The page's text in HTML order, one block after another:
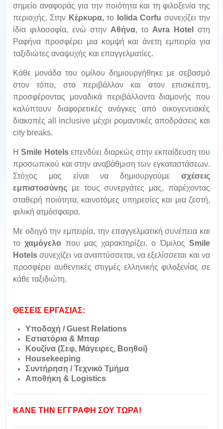
σημείο αναφοράς για την ποιότητα και τη φιλοξενία της
περιοχής. Στην Κέρκυρα,το Iolida Corfu συνεχίζει την
ίδια φιλοσοφία, ενώ στην Αθήνα, το Avra Hotel
στη
Ραφήνα προσφέρει μια κομψή και άνετη εμπειρία για
ταξιδιώτες αναψυχής και επαγγελματίες.
Κάθε μονάδα του ομίλου δημιουργήθηκε με σεβασμό
στον τόπο, στο περιβάλλον και στον επισκέπτη,
προσφέροντας μοναδικά περιβάλλοντα διαμονής που
καλύπτουν διαφορετικές ανάγκες από οικογενειακές
διακοπές all inclusive μέχρι ρομαντικές αποδράσεις και
city breaks.
ΗSmile Hotelsεπενδύει διαρκώς στην εκπαίδευση του
προσωπικού και στην αναβάθμιση των εγκαταστάσεων.
Στόχος μας είναι να δημιουργούμε σχέσεις
εμπιστοσύνης με τους συνεργάτες μας, παρέχοντας
σταθερή ποιότητα, καινοτόμες υπηρεσίες και μια ζεστή,
φιλική ατμόσφαιρα.
Με οδηγό την εμπειρία, την επαγγελματική συνέπεια και
τοχαμόγελο που μας χαρακτηρίζει, ο ΌμιλοςSmile
Hotels συνεχίζει να αναπτύσσεται, να εξελίσσεται και να
προσφέρει αυθεντικές στιγμές ελληνικής φιλοξενίας σε
κάθε ταξιδιώτη.
ΘΕΣΕΙΣ ΕΡΓΑΣΙΑΣ:
Υποδοχή / Guest Relations
Εστιατόρια & Μπαρ
Κουζίνα (Σεφ, Μάγειρες, Βοηθοί)
Housekeeping
Συντήρηση / Τεχνικό Τμήμα
Αποθήκη & Logistics
ΚΑΝΕ ΤΗΝ ΕΓΓΡΑΦΗ ΣΟΥ ΤΩΡΑ!